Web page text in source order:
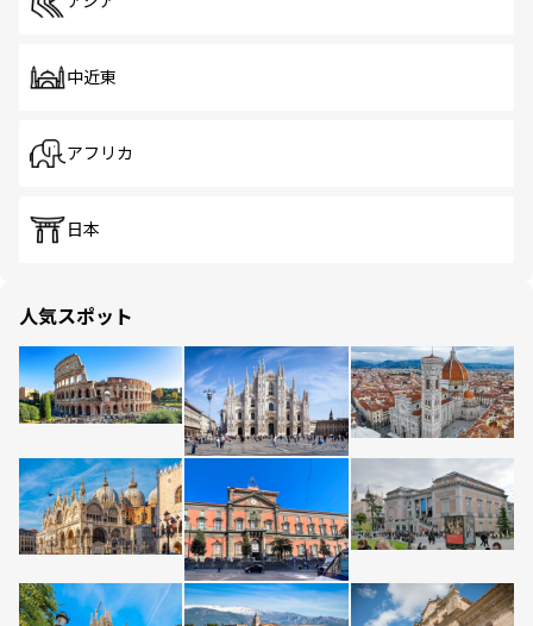
中近東
アフリカ
日本
人気スポット